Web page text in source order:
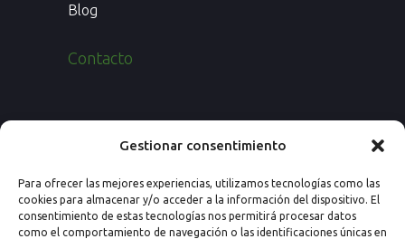
Gestionar consentimiento
Para ofrecer las mejores experiencias, utilizamos tecnologías como las
cookies para almacenar y/o acceder a la información del dispositivo. El
consentimiento de estas tecnologías nos permitirá procesar datos
como el comportamiento de navegación o las identificaciones únicas en
Blog
Contacto
50008 Zaragoza (España)
Email: info@nextprevencion.com